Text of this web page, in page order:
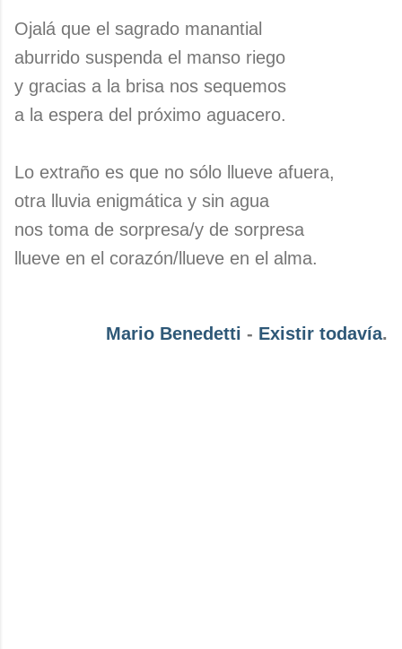
Ojalá que el sagrado manantial
aburrido suspenda el manso riego
y gracias a la brisa nos sequemos
a la espera del próximo aguacero.
Lo extraño es que no sólo llueve afuera,
otra lluvia enigmática y sin agua
nos toma de sorpresa/y de sorpresa
llueve en el corazón/llueve en el alma.
Mario Benedetti - Existir todavía.